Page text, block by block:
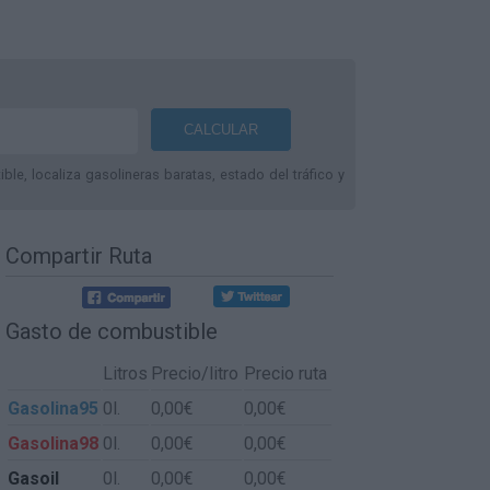
localiza gasolineras baratas, estado del tráfico y
Compartir Ruta
Gasto de combustible
Litros Precio/litro Precio ruta
Gasolina95 0l. 0,00€
0,00€
Gasolina98 0l. 0,00€
0,00€
Gasoil
0l. 0,00€
0,00€